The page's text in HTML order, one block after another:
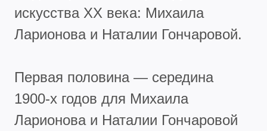
искусства XX века: Михаила
Ларионова и Наталии Гончаровой.
Первая половина — середина
1900-х годов для Михаила
Ларионова и Наталии Гончаровой